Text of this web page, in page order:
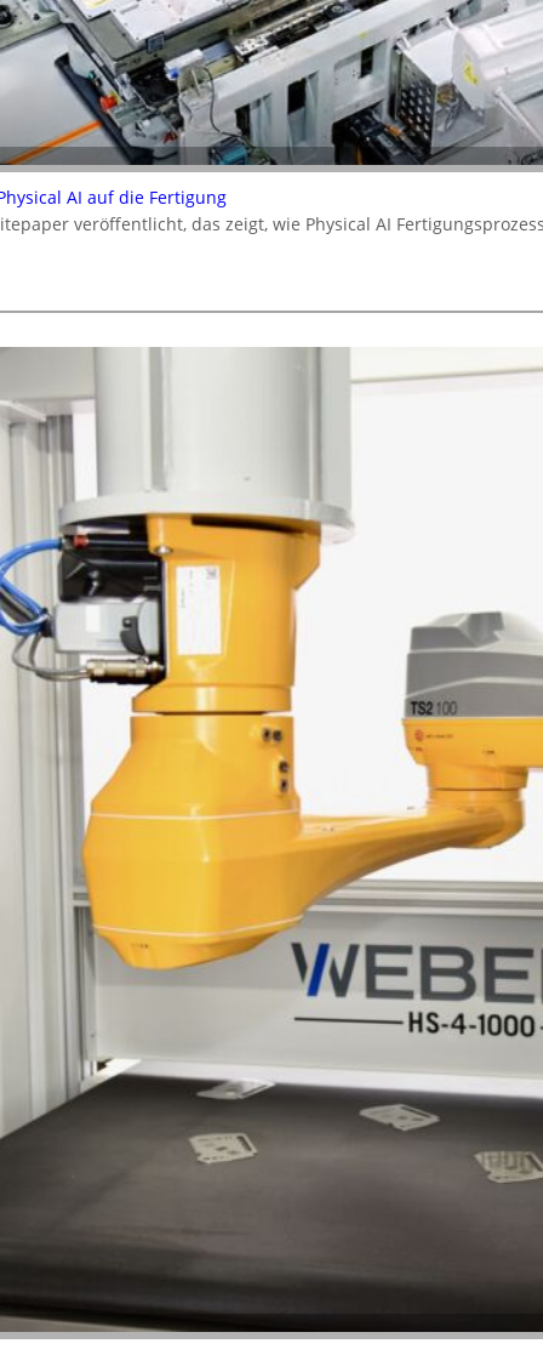
AI auf die Fertigung
veröffentlicht, das zeigt, wie Physical AI